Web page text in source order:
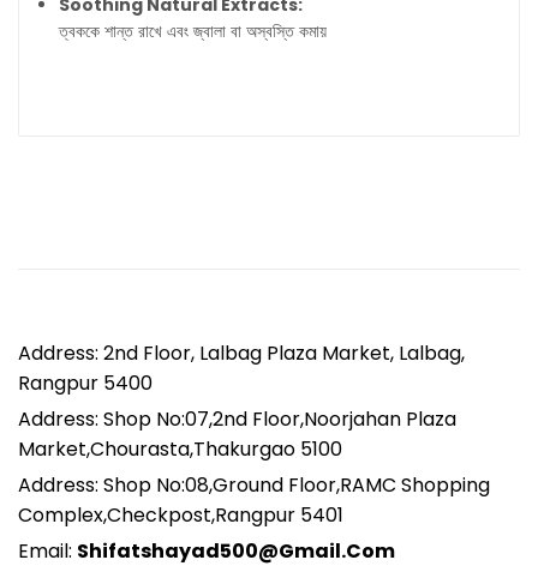
Soothing Natural Extracts:
ত্বককে শান্ত রাখে এবং জ্বালা বা অস্বস্তি কমায়
Address: 2nd Floor, Lalbag Plaza Market, Lalbag,
Rangpur 5400
Address: Shop No:07,2nd Floor,Noorjahan Plaza
Market,Chourasta,Thakurgao 5100
Address: Shop No:08,Ground Floor,RAMC Shopping
Complex,Checkpost,Rangpur 5401
Email: Shifatshayad500@gmail.com